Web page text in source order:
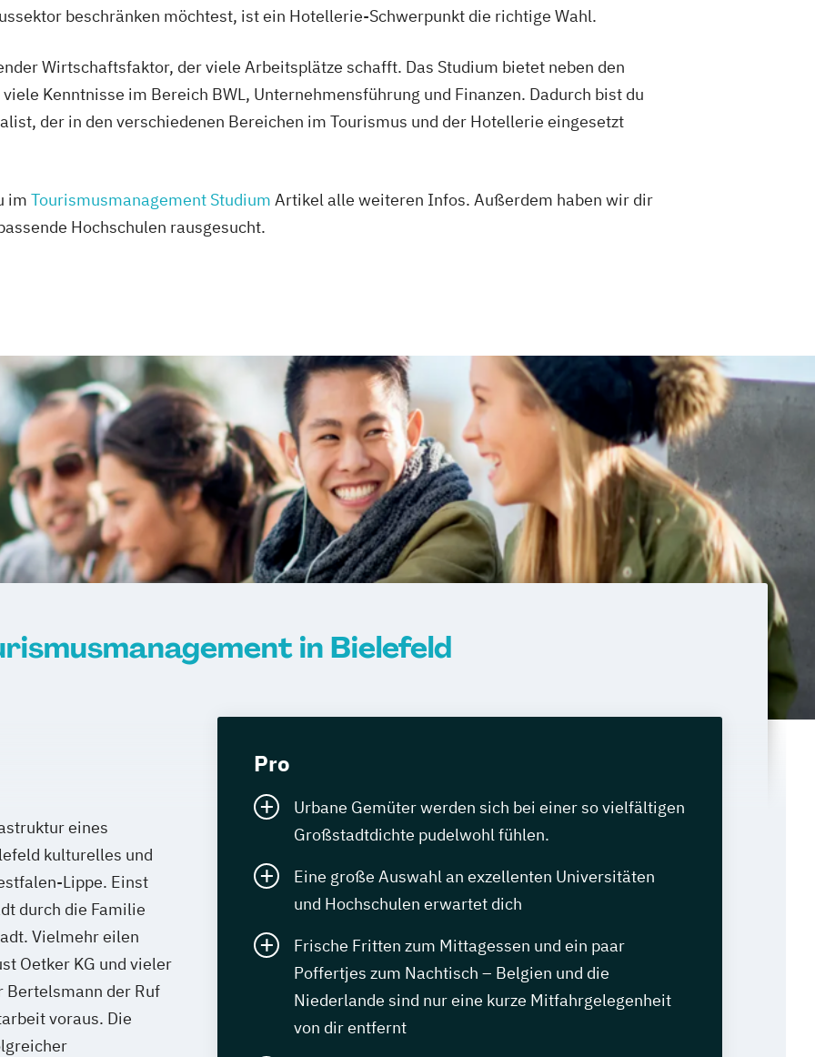
beschränken möchtest, ist ein Hotellerie-Schwerpunkt die richtige Wahl.
Wirtschaftsfaktor, der viele Arbeitsplätze schafft. Das Studium bietet neben den
Kenntnisse im Bereich BWL, Unternehmensführung und Finanzen. Dadurch bist du
der in den verschiedenen Bereichen im Tourismus und der Hotellerie eingesetzt
im Tourismusmanagement Studium Artikel alle weiteren Infos. Außerdem haben wir dir
Hochschulen rausgesucht.
in Bielefeld
eines
kulturelles und
Lippe. Einst
durch die Familie
Vielmehr eilen
Oetker KG und vieler
der Ruf
voraus. Die
Pro
Urbane Gemüter werden sich bei einer so vielfältigen
Großstadtdichte pudelwohl fühlen.
Eine große Auswahl an exzellenten Universitäten
und Hochschulen erwartet dich
Frische Fritten zum Mittagessen und ein paar
Poffertjes zum Nachtisch – Belgien und die
Niederlande sind nur eine kurze Mitfahrgelegenheit
von dir entfernt